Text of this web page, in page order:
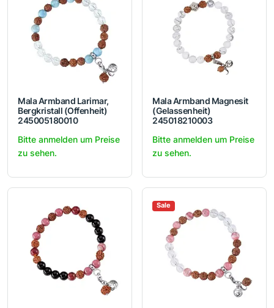
Mala Armband Larimar,
Bergkristall (Offenheit)
245005180010
Bitte anmelden um Preise
zu sehen.
Mala Armband Magnesit
(Gelassenheit)
245018210003
Bitte anmelden um Preise
zu sehen.
Sale